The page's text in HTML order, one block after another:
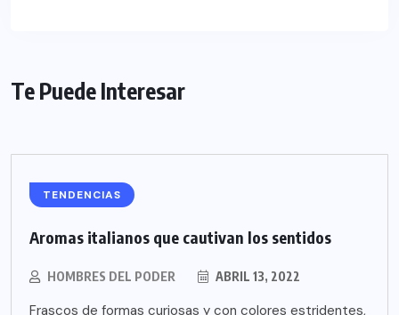
Te Puede Interesar
TENDENCIAS
Aromas italianos que cautivan los sentidos
HOMBRES DEL PODER ABRIL 13, 2022
Frascos de formas curiosas y con colores estridentes,